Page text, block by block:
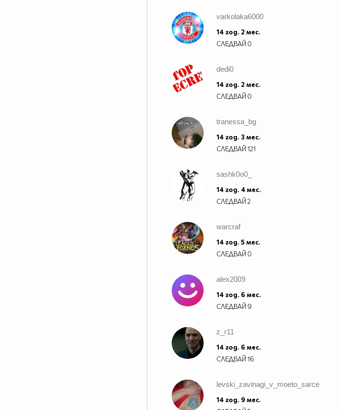
varkolaka6000
14 год. 2 мес.
СЛЕДВАЙ 0
dedi0
14 год. 2 мес.
СЛЕДВАЙ 0
tranessa_bg
14 год. 3 мес.
СЛЕДВАЙ121
sashk0o0_
14 год. 4 мес.
СЛЕДВАЙ2
warcraf
14 год. 5 мес.
СЛЕДВАЙ 0
alex2009
14 год. 6 мес.
СЛЕДВАЙ 9
z_r11
14 год. 6 мес.
СЛЕДВАЙ16
levski_zavinagi_v_moeto_sarce
14 год. 9 мес.